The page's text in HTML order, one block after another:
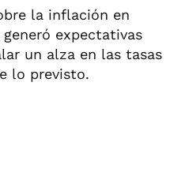
la inflación en
expectativas
un alza en las tasas
lo previsto.